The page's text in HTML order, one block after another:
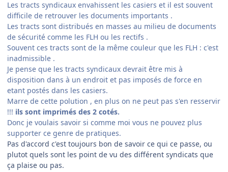
Les tracts syndicaux envahissent les casiers et il est souvent
difficile de retrouver les documents importants .
Les tracts sont distribués en masses au milieu de documents
de sécurité comme les FLH ou les rectifs .
Souvent ces tracts sont de la même couleur que les FLH : c'est
inadmissible .
Je pense que les tracts syndicaux devrait être mis à
disposition dans à un endroit et pas imposés de force en
etant postés dans les casiers.
Marre de cette polution , en plus on ne peut pas s'en resservir
!!! ils sont imprimés des 2 cotés.
Donc je voulais savoir si comme moi vous ne pouvez plus
supporter ce genre de pratiques.
Pas d'accord c'est toujours bon de savoir ce qui ce passe, ou
plutot quels sont les point de vu des différent syndicats que
ça plaise ou pas.